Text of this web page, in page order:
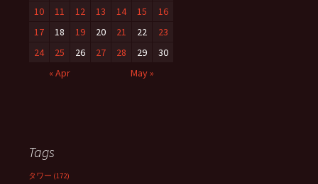
« Apr May »
10
11 12 13 14 15
16
17
18 19 20 21 22
23
24
25 26 27 28 29 30
Tags
タワー (172)